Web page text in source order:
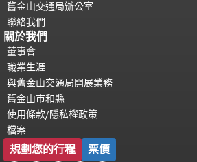
舊金山交通局辦公室
聯絡我們
關於我們
董事會
職業生涯
與舊金山交通局開展業務
舊金山市和縣
使用條款/隱私權政策
檔案
規劃您的行程 票價